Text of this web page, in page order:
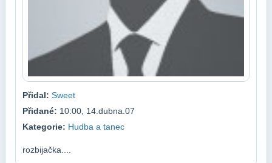
Přidal: Sweet
Přidané: 10:00, 14.dubna.07
Kategorie: Hudba a tanec
rozbijačka....